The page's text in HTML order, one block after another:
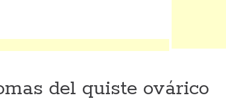
del quiste ovárico